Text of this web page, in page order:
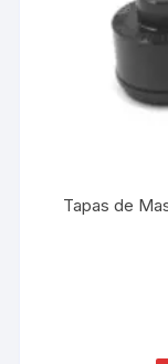
Tapas de